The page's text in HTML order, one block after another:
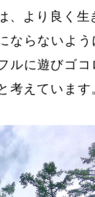
、より良く
ならないよ
ルに遊びゴ
考えています